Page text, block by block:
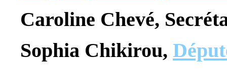
Caroline Chevé,
Sophia Chikirou,